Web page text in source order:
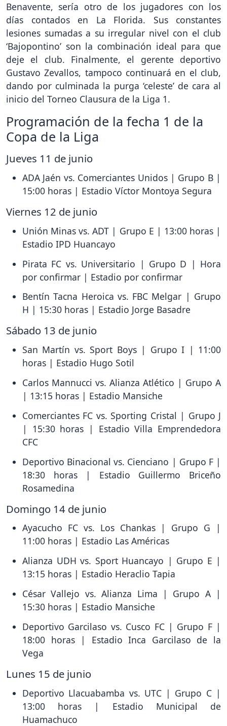
Benavente, sería otro de los jugadores con los
días contados en La Florida. Sus constantes
lesiones sumadas a su irregular nivel con el club
‘Bajopontino’ son la combinación ideal para que
deje el club. Finalmente, el gerente deportivo
Gustavo Zevallos, tampoco continuará en el club,
dando por culminada la purga ‘celeste’ de cara al
inicio del Torneo Clausura de la Liga 1.
Programación de la fecha 1 de la
Copa de la Liga
Jueves 11 de junio
ADA Jaén vs. Comerciantes Unidos | Grupo B |
15:00 horas | Estadio Víctor Montoya Segura
Viernes 12 de junio
Unión Minas vs. ADT | Grupo E | 13:00 horas |
Estadio IPD Huancayo
Pirata FC vs. Universitario | Grupo D | Hora
por confirmar | Estadio por confirmar
Bentín Tacna Heroica vs. FBC Melgar | Grupo
H | 15:30 horas | Estadio Jorge Basadre
Sábado 13 de junio
San Martín vs. Sport Boys | Grupo I | 11:00
horas | Estadio Hugo Sotil
Carlos Mannucci vs. Alianza Atlético | Grupo A
| 13:15 horas | Estadio Mansiche
Comerciantes FC vs. Sporting Cristal | Grupo J
| 15:30 horas | Estadio Villa Emprendedora
CFC
Deportivo Binacional vs. Cienciano | Grupo F |
18:30 horas | Estadio Guillermo Briceño
Rosamedina
Domingo 14 de junio
Ayacucho FC vs. Los Chankas | Grupo G |
11:00 horas | Estadio Las Américas
Alianza UDH vs. Sport Huancayo | Grupo E |
13:15 horas | Estadio Heraclio Tapia
César Vallejo vs. Alianza Lima | Grupo A |
15:30 horas | Estadio Mansiche
Deportivo Garcilaso vs. Cusco FC | Grupo F |
18:00 horas | Estadio Inca Garcilaso de la
Vega
Lunes 15 de junio
Deportivo Llacuabamba vs. UTC | Grupo C |
13:00 horas | Estadio Municipal de
Huamachuco